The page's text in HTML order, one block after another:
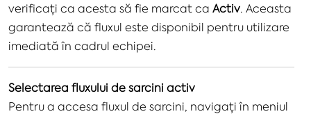
verificați ca acesta să fie marcat ca Activ. Aceasta
garantează că fluxul este disponibil pentru utilizare
imediată în cadrul echipei.
Selectarea fluxului de sarcini activ
Pentru a accesa fluxul de sarcini, navigați în meniul